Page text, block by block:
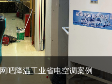
网吧降温工业省电空调案例